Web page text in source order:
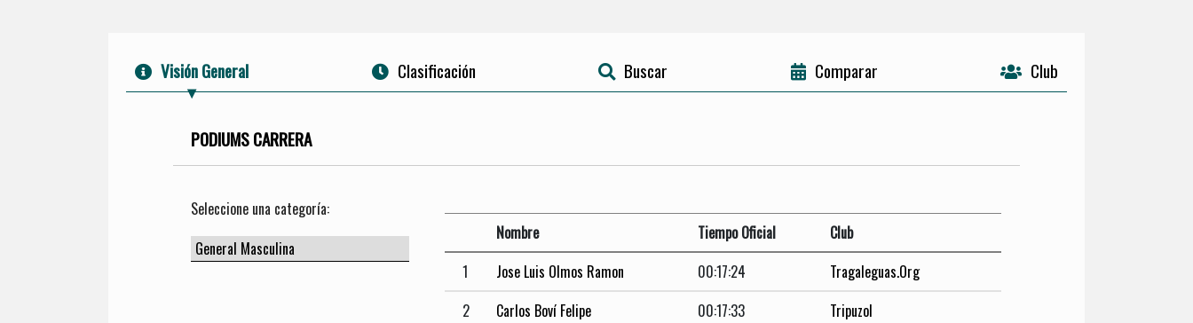
Visión General Clasificación Buscar Comparar Club
PODIUMS CARRERA
Seleccione una categoría:
Nombre
Tiempo Oficial
Club
1
Jose Luis Olmos Ramon 00:17:24
Tragaleguas.Org
2
Carlos Boví Felipe 00:17:33
Tripuzol